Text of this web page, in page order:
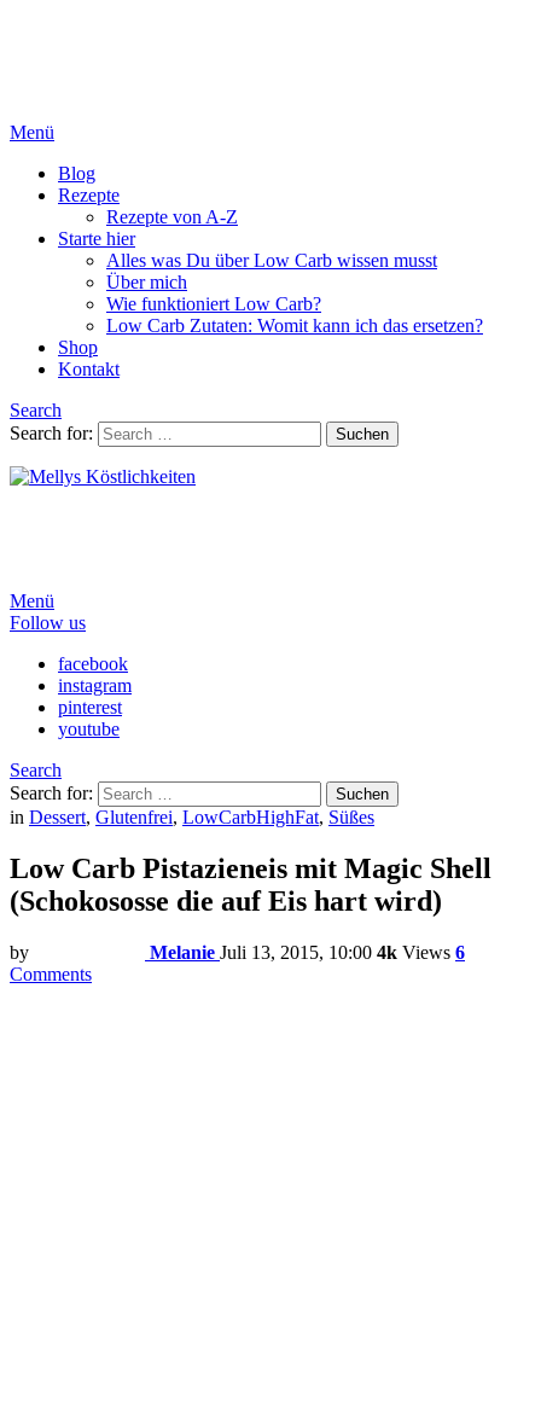
Menü
Blog
Rezepte
Rezepte von A-Z
Starte hier
Alles was Du über Low Carb wissen musst
Über mich
Wie funktioniert Low Carb?
Low Carb Zutaten: Womit kann ich das ersetzen?
Shop
Kontakt
Search
Search for:
Suchen
Menü
Follow us
facebook
instagram
pinterest
youtube
Search
Search for:
Suchen
in Dessert, Glutenfrei, LowCarbHighFat, Süßes
Low Carb Pistazieneis mit Magic Shell
(Schokososse die auf Eis hart wird)
by Melanie Juli 13, 2015, 10:00 4k Views 6
Comments